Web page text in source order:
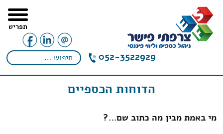
052-3522929
הדוחות הכספיים
מי באמת מבין מה כתוב שם…?
תפריט